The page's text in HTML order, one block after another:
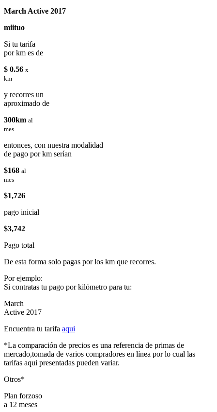
March Active 2017
miituo
Si tu tarifa
por km es de
$ 0.56 x
km
y recorres un
aproximado de
300km al
mes
entonces, con nuestra modalidad
de pago por km serían
$168 al
mes
$1,726
pago inicial
$3,742
Pago total
De esta forma solo pagas por los km que recorres.
Por ejemplo:
Si contratas tu pago por kilómetro para tu:
March
Active 2017
Encuentra tu tarifa aqui
*La comparación de precios es una referencia de primas de
mercado,tomada de varios compradores en línea por lo cual las
tarifas aqui presentadas pueden variar.
Otros*
Plan forzoso
a 12 meses